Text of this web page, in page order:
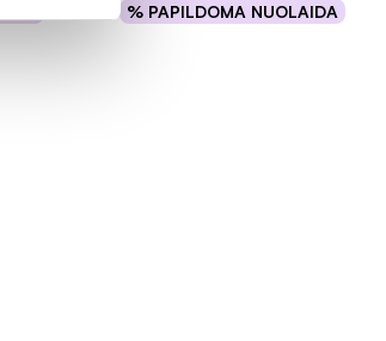
% PAPILDOMA NUOLAIDA
Išparduota